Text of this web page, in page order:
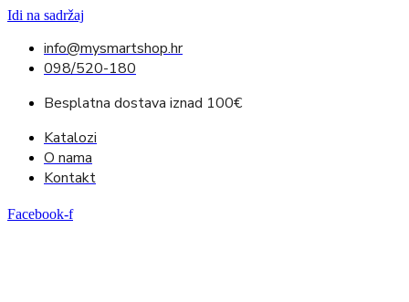
Idi na sadržaj
info@mysmartshop.hr
098/520-180
Besplatna dostava iznad 100€
Katalozi
O nama
Kontakt
Facebook-f